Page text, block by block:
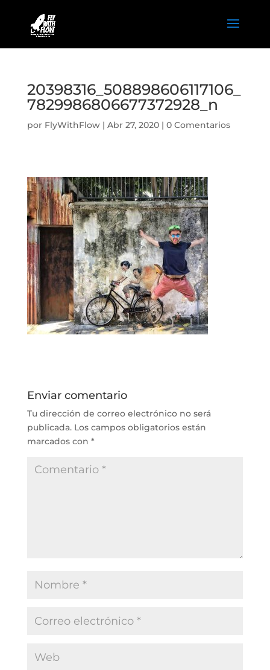
20398316_508898606117106_
7829986806677372928_n
por FlyWithFlow| Abr 27, 2020| 0 Comentarios
Enviar comentario
Tu dirección de correo electrónico no será
publicada. Los campos obligatorios están
marcados con *